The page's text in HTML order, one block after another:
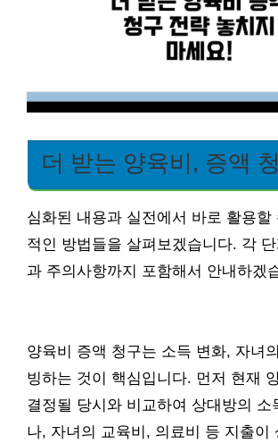
더 받는 양육비, 증액
심화된 내용과 실전에서 바로 활용할
적인 방법들을 살펴보겠습니다. 각
과 주의사항까지 포함해서 안내하겠
양육비 증액 청구는 소득 변화, 자녀
빙하는 것이 핵심입니다. 먼저 현재
결정될 당시와 비교하여 상대방의 소
나, 자녀의 교육비, 의료비 등 지출이